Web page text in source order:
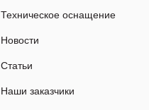
Техническое оснащение
Новости
Статьи
Наши заказчики